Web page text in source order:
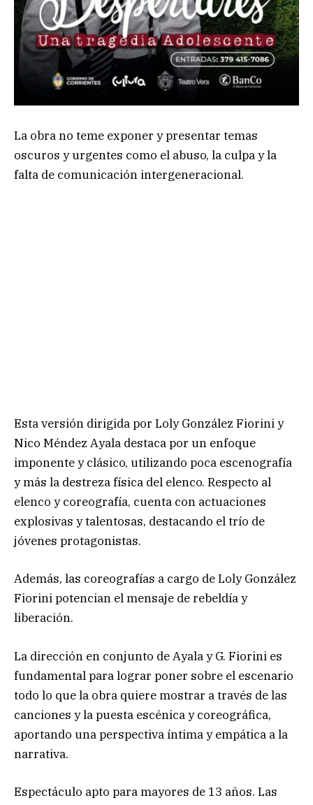
La obra no teme exponer y presentar temas
oscuros y urgentes como el abuso, la culpa y la
falta de comunicación intergeneracional.
Esta versión dirigida por Loly González Fiorini y
Nico Méndez Ayala destaca por un enfoque
imponente y clásico, utilizando poca escenografía
y más la destreza física del elenco. Respecto al
elenco y coreografía, cuenta con actuaciones
explosivas y talentosas, destacando el trío de
jóvenes protagonistas.
Además, las coreografías a cargo de Loly González
Fiorini potencian el mensaje de rebeldía y
liberación.
La dirección en conjunto de Ayala y G. Fiorini es
fundamental para lograr poner sobre el escenario
todo lo que la obra quiere mostrar a través de las
canciones y la puesta escénica y coreográfica,
aportando una perspectiva íntima y empática a la
narrativa.
Espectáculo apto para mayores de 13 años. Las